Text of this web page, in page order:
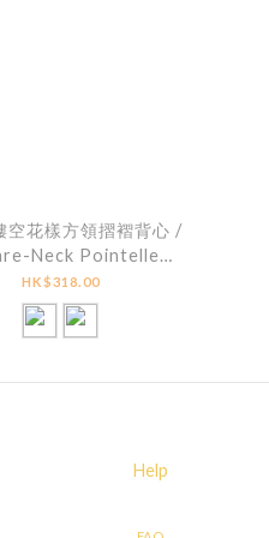
空花樣方領摺褶背心 /
Neck Pointelle
Tiered Top
HK$318.00
Help